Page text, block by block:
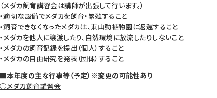
（メダカ飼育講習会は講師が出張して行います。）
・適切な設備でメダカを飼育・繁殖すること
・飼育できなくなったメダカは、東山動植物園に返還すること
・メダカを他人に譲渡したり、自然環境に放流したりしないこと
・メダカの飼育記録を提出（個人）すること
・メダカの自由研究を発表（団体）すること
■本年度の主な行事等（予定）※変更の可能性あり
○メダカ飼育講習会